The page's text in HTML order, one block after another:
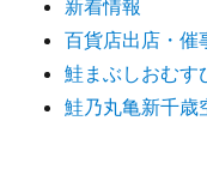
新着情報
百貨店出店・催
鮭まぶしおむす
鮭乃丸亀新千歳